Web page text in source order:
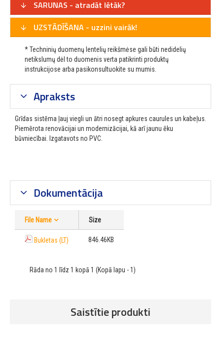
SARUNAS - atradāt lētāk?
UZSTĀDĪŠANA - uzzini vairāk!
* Techninių duomenų lentelių reikšmėse gali būti nedidelių
netikslumų dėl to duomenis verta patikrinti produktų
instrukcijose arba pasikonsultuokite su mumis.
Apraksts
Grīdas sistēma ļauj viegli un ātri nosegt apkures caurules un kabeļus.
Piemērota renovācijai un modernizācijai, kā arī jaunu ēku
būvniecībai. Izgatavots no PVC.
Dokumentācija
File Name Size
Bukletas (LT) 846.46KB
Rāda no 1 līdz 1 kopā 1 (Kopā lapu - 1)
Saistītie produkti